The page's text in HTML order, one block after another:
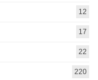
12
17
22
220